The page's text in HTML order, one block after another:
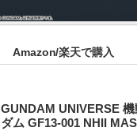
Amazon/楽天で購入
GUNDAM UNIVERSE
ダム GF13-001 NHII